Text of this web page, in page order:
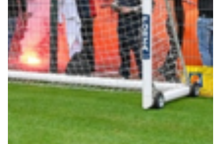
Summer Sale
Mare
Accessori
Party
Outlet
Helan x Genoa